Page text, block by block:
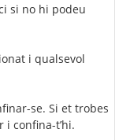
si no hi podeu
i qualsevol
se. Si et trobes
i confina-t’hi.